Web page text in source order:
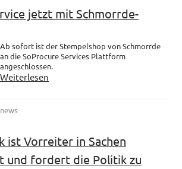
jetzt mit Schmorrde-
Ab sofort ist der Stempelshop von Schmorrde
an die SoProcure Services Plattform
angeschlossen.
Weiterlesen
ist Vorreiter in Sachen
und fordert die Politik zu